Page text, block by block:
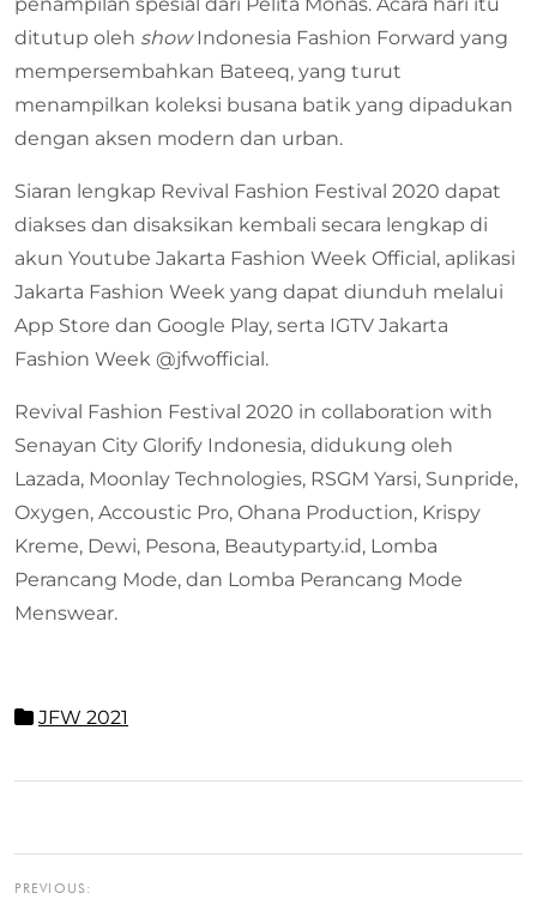
penampilan spesial dari Pelita Monas. Acara hari itu
ditutup oleh showIndonesia Fashion Forward yang
mempersembahkan Bateeq, yang turut
menampilkan koleksi busana batik yang dipadukan
dengan aksen modern dan urban.
Siaran lengkap Revival Fashion Festival 2020 dapat
diakses dan disaksikan kembali secara lengkap di
akun Youtube Jakarta Fashion Week Official, aplikasi
Jakarta Fashion Week yang dapat diunduh melalui
App Store dan Google Play, serta IGTV Jakarta
Fashion Week @jfwofficial.
Revival Fashion Festival 2020 in collaboration with
Senayan City Glorify Indonesia, didukung oleh
Lazada, Moonlay Technologies, RSGM Yarsi, Sunpride,
Oxygen, Accoustic Pro, Ohana Production, Krispy
Kreme, Dewi, Pesona, Beautyparty.id, Lomba
Perancang Mode, dan Lomba Perancang Mode
Menswear.
JFW 2021
PREVIOUS: